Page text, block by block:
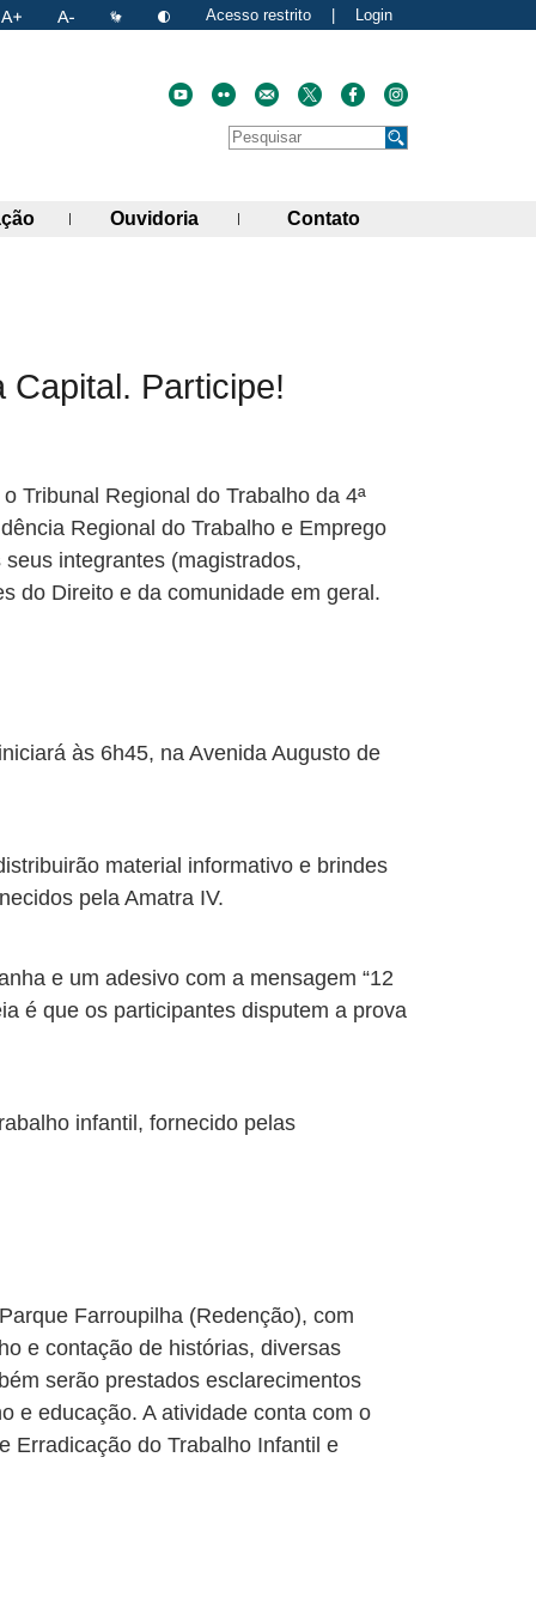
Acesso restrito Login
Faça uma pesquisa no site
Pesquisar
links)(abre painel de links)
Ouvidoria (abre painel de links)
Contato(abre painel de
Participe!
Tribunal Regional do Trabalho da 4ª
Regional do Trabalho e Emprego
integrantes (magistrados,
do Direito e da comunidade em geral.
às 6h45, na Avenida Augusto de
material informativo e brindes
pela Amatra IV.
e um adesivo com a mensagem “12
é que os participantes disputem a prova
infantil, fornecido pelas
Farroupilha (Redenção), com
e contação de histórias, diversas
serão prestados esclarecimentos
e educação. A atividade conta com o
Erradicação do Trabalho Infantil e